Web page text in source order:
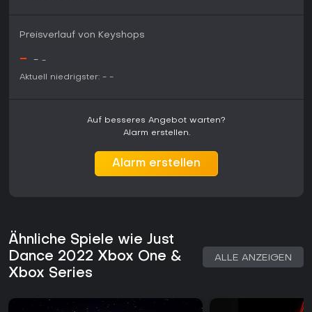
Bewegungsübungen zu beliebten Songs schätzen - ohne
Preisverlauf von Keyshops
- - -
Aktuell niedrigster: - -
Auf besseres Angebot warten?
Alarm erstellen.
Alarm erstellen
Ähnliche Spiele wie Just
Dance 2022 Xbox One &
Xbox Series
ALLE ANZEIGEN